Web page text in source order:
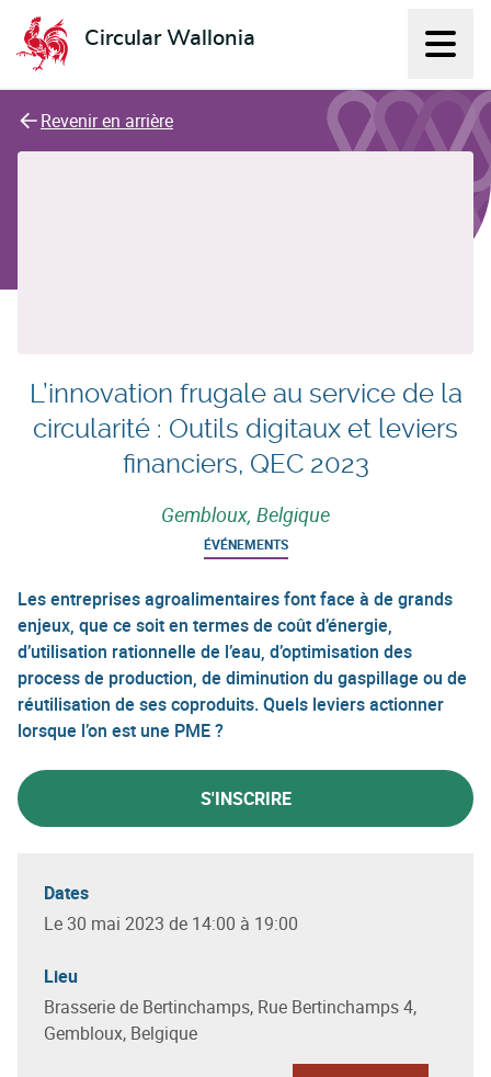
Circular Wallonia
L'économie circulaire
Revenir en arrière
L’innovation frugale au service de la
circularité : Outils digitaux et leviers
financiers, QEC 2023
Gembloux, Belgique
ÉVÉNEMENTS
Les entreprises agroalimentaires font face à de grands
enjeux, que ce soit en termes de coût d’énergie,
d’utilisation rationnelle de l’eau, d’optimisation des
process de production, de diminution du gaspillage ou de
réutilisation de ses coproduits. Quels leviers actionner
lorsque l’on est une PME ?
S'INSCRIRE
Dates
Le 30 mai 2023 de 14:00 à 19:00
Lieu
Brasserie de Bertinchamps, Rue Bertinchamps 4,
Gembloux, Belgique